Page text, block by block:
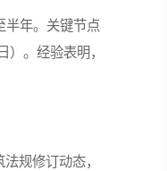
年。关键节点
。经验表明，
规修订动态，